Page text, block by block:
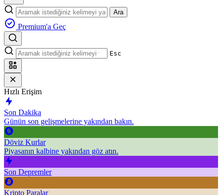
Ara
Premium'a Geç
Esc
Hızlı Erişim
Son Dakika
Günün son gelişmelerine yakından bakın.
Döviz Kurlar
Piyasanın kalbine yakından göz atın.
Son Depremler
Kripto Paralar